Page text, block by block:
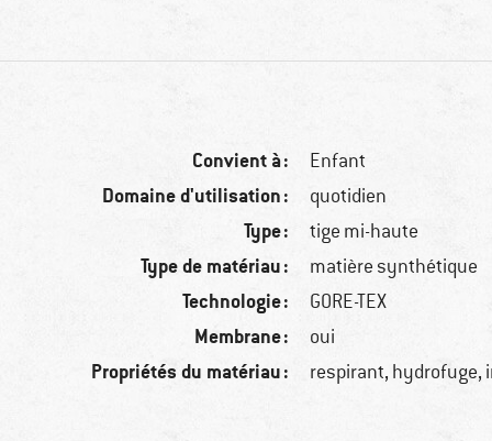
Convient à : Enfant
Domaine d'utilisation : quotidien
Type : tige mi-haute
Type de matériau : matière synthétique
Technologie : GORE-TEX
Membrane : oui
Propriétés du matériau : respirant, hydrofuge,